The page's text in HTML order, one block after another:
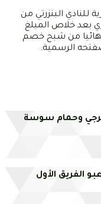
البنزرتي من
بعد خلاص المبلغ
والتخلص نهائيا من شبح خصم
الرسمية.
وحمام سوسة
الفريق الأول